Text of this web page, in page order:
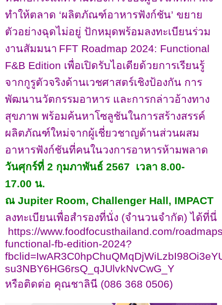
ทำให้ตลาด ‘ผลิตภัณฑ์อาหารฟังก์ชัน’ ขยาย
ตัวอย่างฉุดไม่อยู่ ปักหมุดพร้อมลงทะเบียนร่วม
งานสัมมนา FFT Roadmap 2024: Functional
F&B Edition เพื่อเปิดรับไอเดียด้วยการเรียนรู้
จากกูรูตัวจริงด้านเวชศาสตร์เชิงป้องกัน การ
พัฒนานวัตกรรมอาหาร และการกล่าวอ้างทาง
สุขภาพ พร้อมค้นหาโซลูชันในการสร้างสรรค์
ผลิตภัณฑ์ใหม่จากผู้เชี่ยวชาญด้านส่วนผสม
อาหารฟังก์ชันที่คนในวงการอาหารห้ามพลาด
วันศุกร์ที่ 2 กุมภาพันธ์ 2567 เวลา 8.00-
17.00 น.
ณ Jupiter Room, Challenger Hall, IMPACT
ลงทะเบียนเพื่อสำรองที่นั่ง (จำนวนจำกัด) ได้ที่นี่
https://www.foodfocusthailand.com/
functional-fb-edition-2024?
su3NBY6HG6rsQ_qJUlvkNvCwG_Y
หรือติดต่อ คุณชาลินี (086 368 0506)